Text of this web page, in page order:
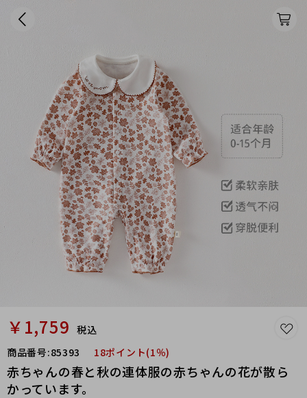
￥1,759 税込
商品番号:85393 18ポイント(1％)
赤ちゃんの春と秋の連体服の赤ちゃんの花が散ら
かっています。